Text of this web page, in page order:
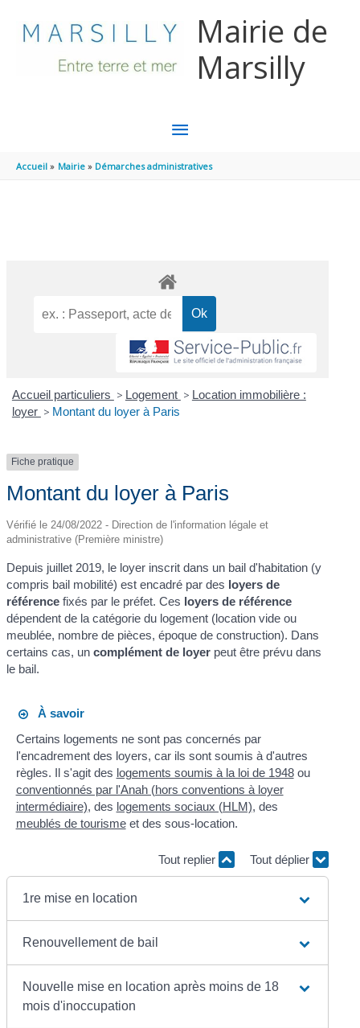
Mairie de
Marsilly
MENU
PRINCIPAL
Accueil Mairie Démarches administratives
Accueil particuliers > Logement > Location immobilière :
loyer > Montant du loyer à Paris
Fiche pratique
Montant du loyer à Paris
Vérifié le 24/08/2022 - Direction de l'information légale et
administrative (Première ministre)
Depuis juillet 2019, le loyer inscrit dans un bail d'habitation (y
compris bail mobilité) est encadré par des loyers de
référence fixés par le préfet. Ces loyers de référence
dépendent de la catégorie du logement (location vide ou
meublée, nombre de pièces, époque de construction). Dans
certains cas, uncomplément de loyer peut être prévu dans
le bail.
À savoir
Certains logements ne sont pas concernés par
l'encadrement des loyers, car ils sont soumis à d'autres
règles. Il s'agit des logements soumis à la loi de 1948ou
conventionnés par l'Anah (hors conventions à loyer
intermédiaire), des logements sociaux (HLM), des
meublés de tourismeet des sous-location.
Tout replier Tout déplier
1re mise en location
Renouvellement de bail
Nouvelle mise en location après moins de 18
mois d'inoccupation